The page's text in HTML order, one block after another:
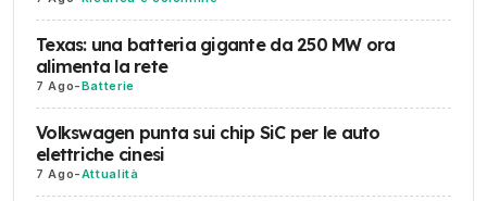
Texas: una batteria gigante da 250 MW ora
alimenta la rete
7 Ago-Batterie
Volkswagen punta sui chip SiC per le auto
elettriche cinesi
7 Ago-Attualità